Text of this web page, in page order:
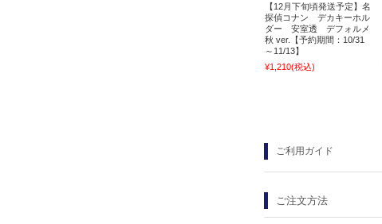
【12月下旬頃発送予定】名
探偵コナン デカキーホル
ダー 安室透 デフォルメ
秋 ver.【予約期間：10/31
～11/13】
¥1,210(税込)
ご利用ガイド
ご注文方法